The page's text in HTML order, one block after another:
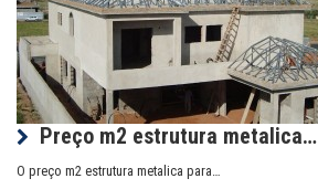
Preço m2 estrutura metalica…
O preço m2 estrutura metalica para…